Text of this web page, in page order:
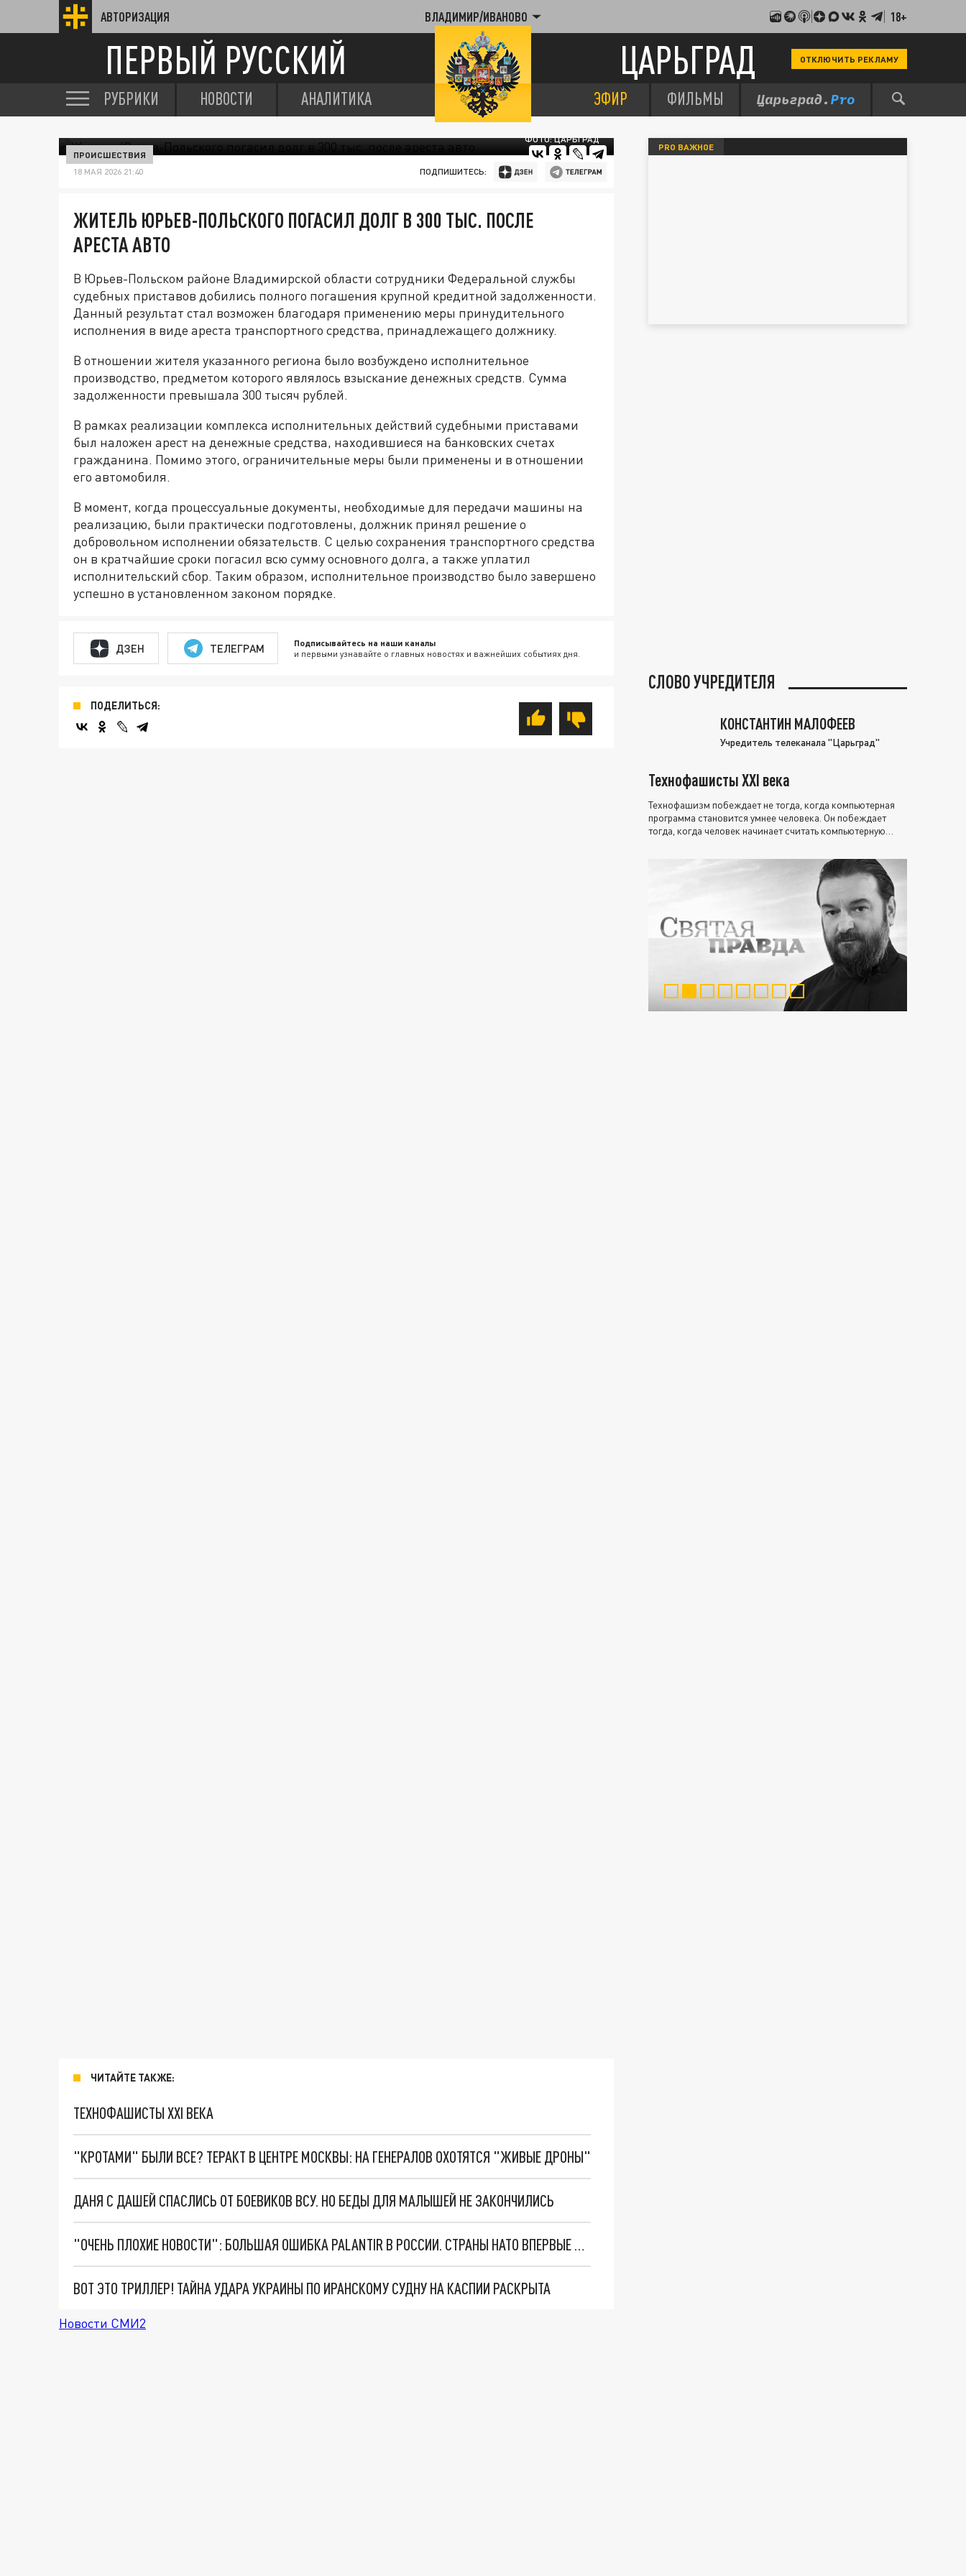
АВТОРИЗАЦИЯ ВЛАДИМИР/ИВАНОВО 18+
ПЕРВЫЙ РУССКИЙ ЦАРЬГРАД ОТКЛЮЧИТЬ РЕКЛАМУ
РУБРИКИ НОВОСТИ АНАЛИТИКА ЭФИР ФИЛЬМЫ
ФОТО: ЦАРЬГРАД
ПРОИСШЕСТВИЯ
18 МАЯ 2026 21:40 ПОДПИШИТЕСЬ:
ЖИТЕЛЬ ЮРЬЕВ-ПОЛЬСКОГО ПОГАСИЛ ДОЛГ В 300 ТЫС. ПОСЛЕ
АРЕСТА АВТО
В Юрьев-Польском районе Владимирской области сотрудники Федеральной службы
судебных приставов добились полного погашения крупной кредитной задолженности.
Данный результат стал возможен благодаря применению меры принудительного
исполнения в виде ареста транспортного средства, принадлежащего должнику.
В отношении жителя указанного региона было возбуждено исполнительное
производство, предметом которого являлось взыскание денежных средств. Сумма
задолженности превышала 300 тысяч рублей.
В рамках реализации комплекса исполнительных действий судебными приставами
был наложен арест на денежные средства, находившиеся на банковских счетах
гражданина. Помимо этого, ограничительные меры были применены и в отношении
его автомобиля.
В момент, когда процессуальные документы, необходимые для передачи машины на
реализацию, были практически подготовлены, должник принял решение о
добровольном исполнении обязательств. С целью сохранения транспортного средства
он в кратчайшие сроки погасил всю сумму основного долга, а также уплатил
исполнительский сбор. Таким образом, исполнительное производство было завершено
успешно в установленном законом порядке.
ДЗЕН ТЕЛЕГРАМ Подписывайтесь на наши каналы
и первыми узнавайте о главных новостях и важнейших событиях дня.
ПОДЕЛИТЬСЯ:
ЧИТАЙТЕ ТАКЖЕ:
ТЕХНОФАШИСТЫ XXI ВЕКА
"КРОТАМИ" БЫЛИ ВСЕ? ТЕРАКТ В ЦЕНТРЕ МОСКВЫ: НА ГЕНЕРАЛОВ ОХОТЯТСЯ "ЖИВЫЕ ДРОНЫ"
ДАНЯ С ДАШЕЙ СПАСЛИСЬ ОТ БОЕВИКОВ ВСУ. НО БЕДЫ ДЛЯ МАЛЫШЕЙ НЕ ЗАКОНЧИЛИСЬ
"ОЧЕНЬ ПЛОХИЕ НОВОСТИ": БОЛЬШАЯ ОШИБКА PALANTIR В РОССИИ. СТРАНЫ НАТО ВПЕРВЫЕ ЗА СВО ОСТАНОВИЛИ ПОСТАВКИ ОРУЖИЯ. ВСУ ТЕРЯЮТ ПРИГРАНИЧЬЕ?
ВОТ ЭТО ТРИЛЛЕР! ТАЙНА УДАРА УКРАИНЫ ПО ИРАНСКОМУ СУДНУ НА КАСПИИ РАСКРЫТА
Новости СМИ2
PRO ВАЖНОЕ
СЛОВО УЧРЕДИТЕЛЯ
КОНСТАНТИН МАЛОФЕЕВ
Учредитель телеканала "Царьград"
Технофашисты XXI века
Технофашизм побеждает не тогда, когда компьютерная
программа становится умнее человека. Он побеждает
тогда, когда человек начинает считать компьютерную